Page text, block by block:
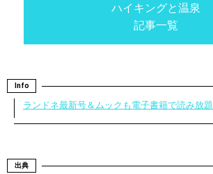
ハイキングと温泉
記事一覧
Info
ランドネ最新号＆ムックも電子書籍で読み放題
出典